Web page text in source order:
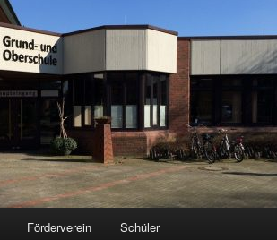
Förderverein Schüler